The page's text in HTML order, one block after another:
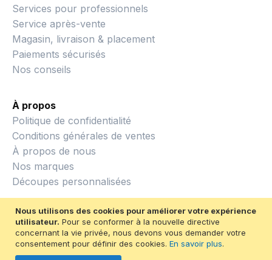
Nous utilisons des cookies pour améliorer votre expérience
utilisateur. Pour se conformer à la nouvelle directive
concernant la vie privée, nous devons vous demander votre
consentement pour définir des cookies. En savoir plus.
Services pour professionnels
Service après-vente
Magasin, livraison & placement
Paiements sécurisés
Nos conseils
À propos
Politique de confidentialité
Conditions générales de ventes
À propos de nous
Nos marques
Découpes personnalisées
© 2026 Métiers du bois